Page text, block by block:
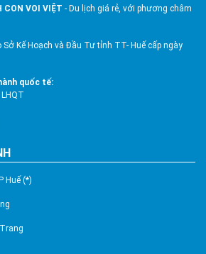
CON VOI VIỆT - Du lịch giá rẻ, với phương châm
Kế Hoạch và Đầu Tư tỉnh TT- Huế cấp ngày
quốc tế:
Huế (*)